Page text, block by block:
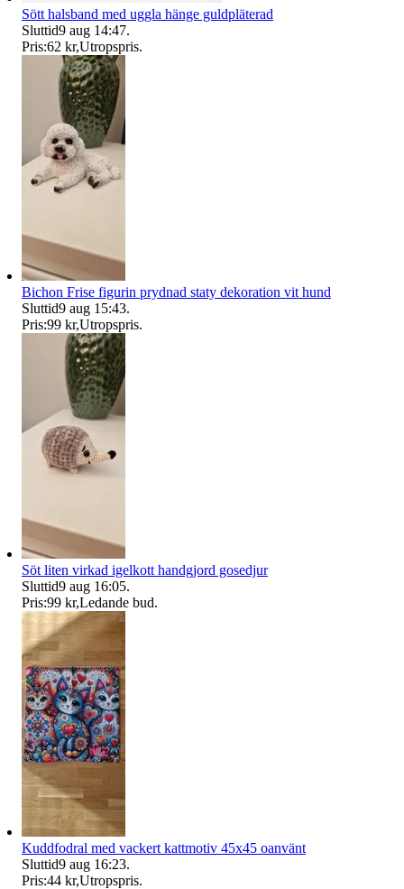
Sött halsband med uggla hänge guldpläterad
Sluttid9 aug 14:47.
Pris:62 kr,Utropspris.
Bichon Frise figurin prydnad staty dekoration vit hund
Sluttid9 aug 15:43.
Pris:99 kr,Utropspris.
Söt liten virkad igelkott handgjord gosedjur
Sluttid9 aug 16:05.
Pris:99 kr,Ledande bud.
Kuddfodral med vackert kattmotiv 45x45 oanvänt
Sluttid9 aug 16:23.
Pris:44 kr,Utropspris.